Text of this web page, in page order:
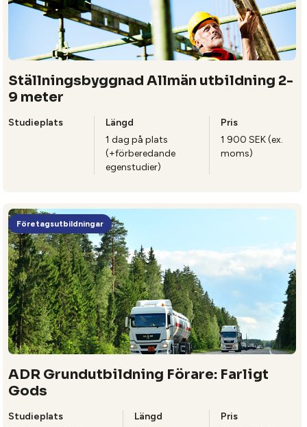
Ställningsbyggnad Allmän utbildning 2-
9 meter
Studieplats
Längd
1 dag på plats
(+förberedande
egenstudier)
Pris
1 900 SEK (ex.
moms)
Företagsutbildningar
ADR Grundutbildning Förare: Farligt
Gods
Studieplats
Längd
Pris